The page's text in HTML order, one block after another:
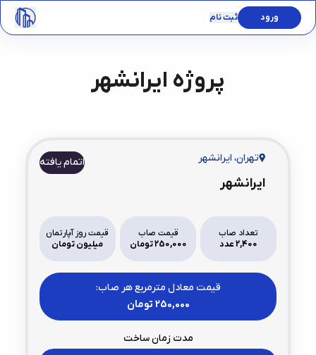
ورود ثبت نام
پروژه ایرانشهر
تهران، ایرانشهر
ایرانشهر
اتمام یافته
تعداد صاب
2,400 عدد
قیمت صاب
250,000 تومان
قیمت روز آپارتمان
میلیون تومان
قیمت معادل مترمربع هر صاب:
250,000 تومان
مدت زمان ساخت